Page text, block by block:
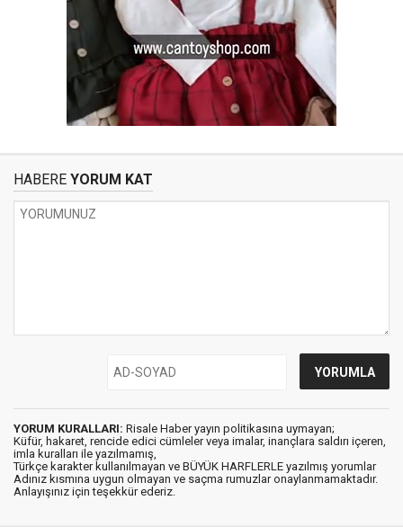
HABERE YORUM KAT
YORUM KURALLARI: Risale Haber yayın politikasına uymayan;
Küfür, hakaret, rencide edici cümleler veya imalar, inançlara saldırı içeren,
imla kuralları ile yazılmamış,
Türkçe karakter kullanılmayan ve BÜYÜK HARFLERLE yazılmış yorumlar
Adınız kısmına uygun olmayan ve saçma rumuzlar onaylanmamaktadır.
Anlayışınız için teşekkür ederiz.